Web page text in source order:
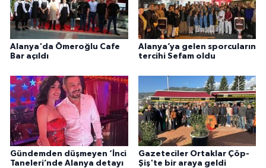
Alanya'da Ömeroğlu Cafe
Bar açıldı
Alanya’ya gelen sporcuların
tercihi Sefam oldu
Gündemden düşmeyen ‘İnci
Taneleri’nde Alanya detayı
Gazeteciler Ortaklar Çöp-
Şiş'te bir araya geldi